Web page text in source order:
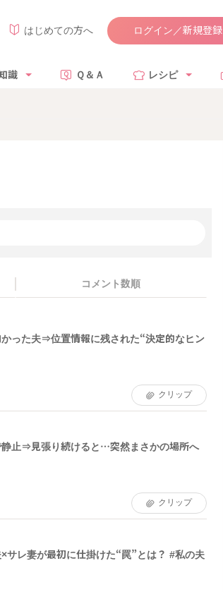
はじめての方へ ログイン／新規登録
識 Ｑ＆Ａ レシピ
コメント数順
かった夫⇒位置情報に残された“決定的なヒン
クリップ
静止⇒見張り続けると…突然まさかの場所へ
クリップ
レ妻が最初に仕掛けた“罠”とは？ #私の夫